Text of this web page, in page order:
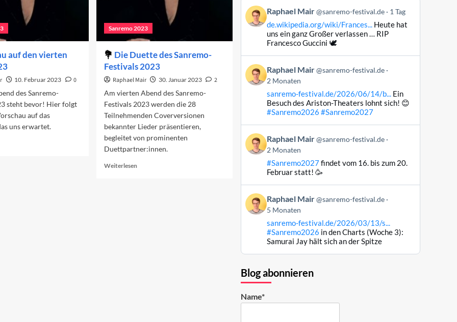
auf den vierten
10. Februar 2023
0
des Sanremo-
steht bevor! Hier folgt
auf das
uns erwartet.
Sanremo 2023
Die Duette des Sanremo-
Festivals 2023
Raphael Mair 30. Januar 2023
2
Am vierten Abend des Sanremo-
Festivals 2023 werden die 28
Teilnehmenden Coverversionen
bekannter Lieder präsentieren,
begleitet von prominenten
Duettpartner:innen.
WeiterlesenRead
Beitrag
von
Raphael
ansehen
Raphael Mair @sanremo-festival.de 1 Tag
de.wikipedia.org/wiki/Frances...Heute hat
uns ein ganz Großer verlassen … RIP
Francesco Guccini 🕊️
Beitrag
von
Raphael
Raphael Mair @sanremo-festival.de
2 Monaten
sanremo-festival.de/2026/06/14/b...Ein
Besuch des Ariston-Theaters lohnt sich! 😊
#Sanremo2026 #Sanremo2027
Beitrag
von
Raphael
Bluesky
ansehen
Raphael Mair @sanremo-festival.de
2 Monaten
#Sanremo2027findet vom 16. bis zum 20.
Februar statt! 🥳
Beitrag
von
Raphael
Raphael Mair @sanremo-festival.de
5 Monaten
sanremo-festival.de/2026/03/13/s...
#Sanremo2026 in den Charts (Woche 3):
Samurai Jay hält sich an der Spitze
Blog abonnieren
Name*